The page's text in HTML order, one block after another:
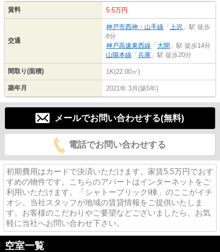
賃料 5.5万円
交通
神戸市西神・山手線 「 上沢 」駅 徒歩
8分
神戸高速東西線 「 大開 」駅 徒歩14分
山陽本線 「 兵庫 」駅 徒歩20分
間取り(面積) 1K(22.00㎡)
築年月 2021年 3月(築5年)
メールでお問い合わせする(無料)
電話でお問い合わせする
初期費用はカードで決済いただけます。家賃5.5万円でおす
すめの物件です。こちらのアパートはインターネットをご
利用いただけます。「シャトーブリックI棟」のここがイチ
オシ。当社スタッフが地域の賃貸情報をご提供いたしま
す。お客様のこだわりやご要望などございましたら、お気
軽に当社へお問い合わせ下さい。
空室一覧